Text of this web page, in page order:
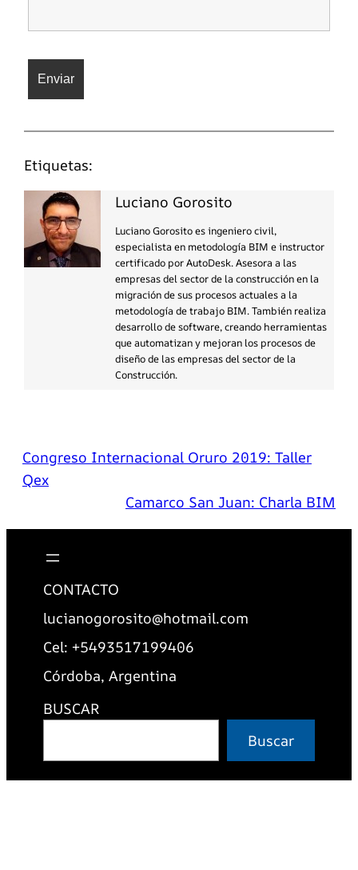
Etiquetas:
Luciano Gorosito
Luciano Gorosito es ingeniero civil,
especialista en metodología BIM e instructor
certificado por AutoDesk. Asesora a las
empresas del sector de la construcción en la
migración de sus procesos actuales a la
metodología de trabajo BIM. También realiza
desarrollo de software, creando herramientas
que automatizan y mejoran los procesos de
diseño de las empresas del sector de la
Construcción.
Congreso Internacional Oruro 2019: Taller
Qex
Camarco San Juan: Charla BIM
CONTACTO
lucianogorosito@hotmail.com
Cel: +5493517199406
Córdoba, Argentina
BUSCAR
Buscar